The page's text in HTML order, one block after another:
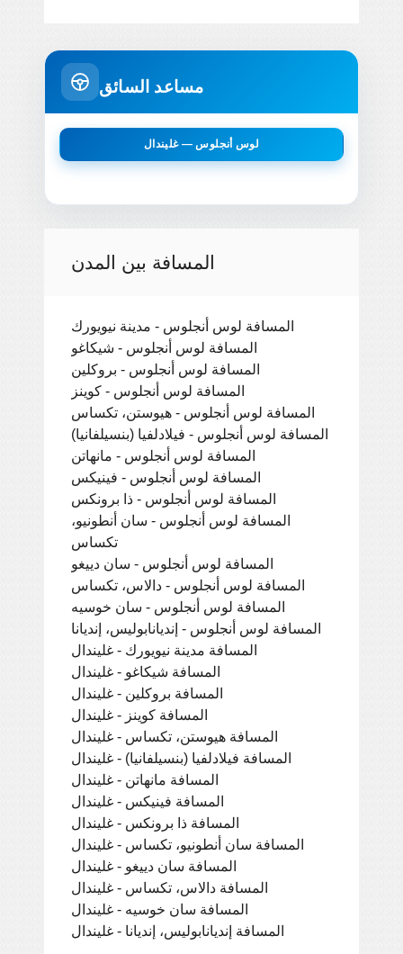
مساعد السائق
لوس أنجلوس — غليندال
المسافة بين المدن
المسافة لوس أنجلوس - مدينة نيويورك
المسافة لوس أنجلوس - شيكاغو
المسافة لوس أنجلوس - بروكلين
المسافة لوس أنجلوس - كوينز
المسافة لوس أنجلوس - هيوستن، تكساس
المسافة لوس أنجلوس - فيلادلفيا (بنسيلفانيا)
المسافة لوس أنجلوس - مانهاتن
المسافة لوس أنجلوس - فينيكس
المسافة لوس أنجلوس - ذا برونكس
المسافة لوس أنجلوس - سان أنطونيو،
تكساس
المسافة لوس أنجلوس - سان دييغو
المسافة لوس أنجلوس - دالاس، تكساس
المسافة لوس أنجلوس - سان خوسيه
المسافة لوس أنجلوس - إنديانابوليس، إنديانا
المسافة مدينة نيويورك - غليندال
المسافة شيكاغو - غليندال
المسافة بروكلين - غليندال
المسافة كوينز - غليندال
المسافة هيوستن، تكساس - غليندال
المسافة فيلادلفيا (بنسيلفانيا) - غليندال
المسافة مانهاتن - غليندال
المسافة فينيكس - غليندال
المسافة ذا برونكس - غليندال
المسافة سان أنطونيو، تكساس - غليندال
المسافة سان دييغو - غليندال
المسافة دالاس، تكساس - غليندال
المسافة سان خوسيه - غليندال
المسافة إنديانابوليس، إنديانا - غليندال